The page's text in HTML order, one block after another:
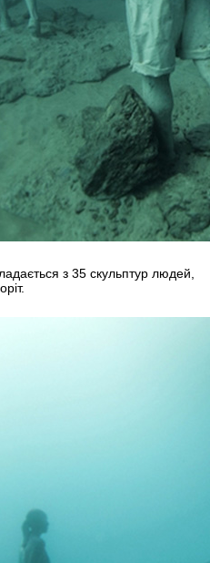
з 35 скульптур людей,